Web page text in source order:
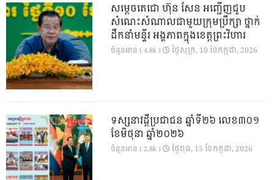
សម្តេចតេជោ ហ៊ុន សែន អញ្ជើញជួប
សំណេះសំណាលជាមួយក្រុមប្រឹក្សា ថ្នាក់
ដឹកនាំមន្ទីរ អង្គភាពក្នុងខេត្តព្រះវិហារ
ចំនួនអាន ( 4.8k ) ថ្ងៃ​សុក្រ, 10 ខែ​កក្កដា, 2026
ទស្សនាវដ្ដីប្រជាជន ឆ្នាំទី២៦ លេខ៣០១
ខែមិថុនា ឆ្នាំ២០២៦
ចំនួនអាន ( 2.8k ) ថ្ងៃ​ពុធ, 15 ខែ​កក្កដា, 2026